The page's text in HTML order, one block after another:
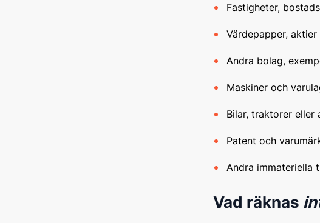
Fastigheter,
Värdepapper,
Andra bolag,
Maskiner och
Bilar, traktorer eller
Patent och
Andra immateriella
Vad räknas